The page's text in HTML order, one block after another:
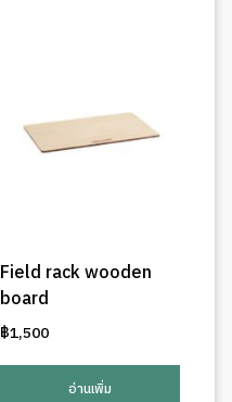
Field rack wooden
board
฿1,500
อ่านเพิ่ม